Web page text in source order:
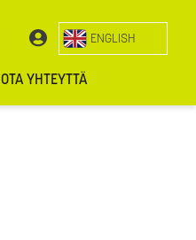
ENGLISH
OTA YHTEYTTÄ